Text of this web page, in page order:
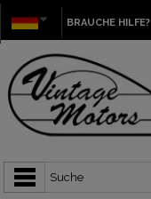
BRAUCHE HILFE?